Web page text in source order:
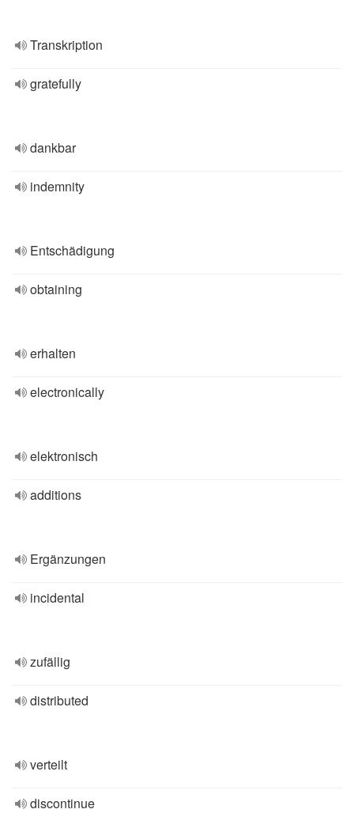
Transkription
gratefully
dankbar
indemnity
Entschädigung
obtaining
erhalten
electronically
elektronisch
additions
Ergänzungen
incidental
zufällig
distributed
verteilt
discontinue